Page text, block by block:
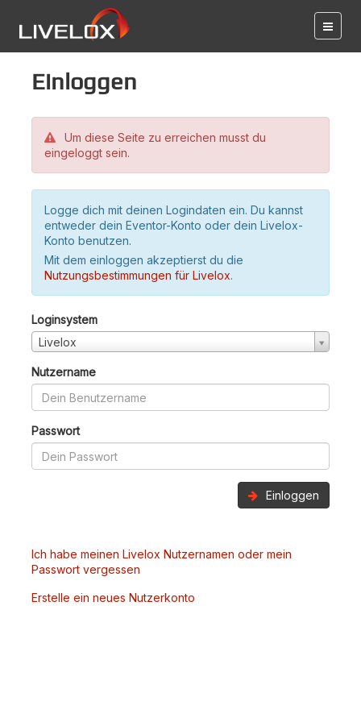
Einloggen
Um diese Seite zu erreichen musst du
eingeloggt sein.
Logge dich mit deinen Logindaten ein. Du kannst
entweder dein Eventor-Konto oder dein Livelox-
Konto benutzen.
Mit dem einloggen akzeptierst du die
Nutzungsbestimmungen für Livelox.
Loginsystem
Livelox
Nutzername
Passwort
Einloggen
Ich habe meinen Livelox Nutzernamen oder mein
Passwort vergessen
Erstelle ein neues Nutzerkonto